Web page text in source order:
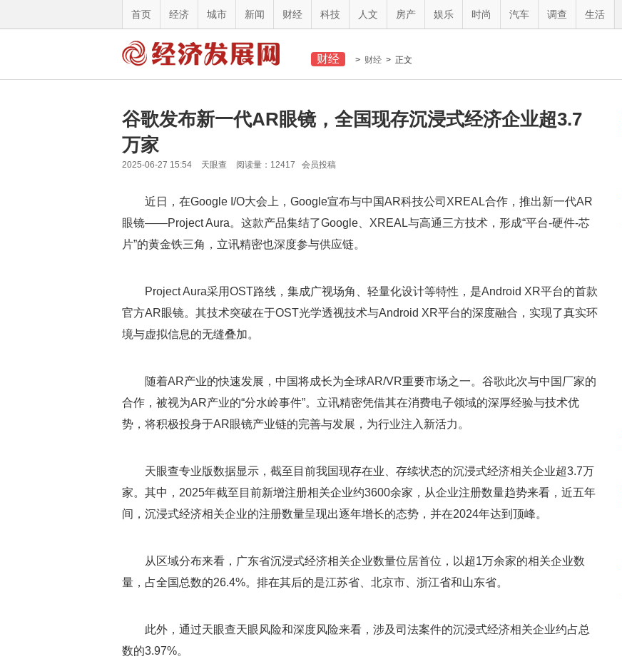
首页 经济 城市 新闻 财经 科技 人文 房产 娱乐 时尚 汽车 调查 生活
财经 > 财经 > 正文
谷歌发布新一代AR眼镜，全国现存沉浸式经济企业超3.7
万家
2025-06-27 15:54 天眼查 阅读量：12417 会员投稿
近日，在Google I/O大会上，Google宣布与中国AR科技公司XREAL合作，推出新一代AR
眼镜——Project Aura。这款产品集结了Google、XREAL与高通三方技术，形成“平台-硬件-芯
片”的黄金铁三角，立讯精密也深度参与供应链。
Project Aura采用OST路线，集成广视场角、轻量化设计等特性，是Android XR平台的首款
官方AR眼镜。其技术突破在于OST光学透视技术与Android XR平台的深度融合，实现了真实环
境与虚拟信息的无缝叠加。
随着AR产业的快速发展，中国将成长为全球AR/VR重要市场之一。谷歌此次与中国厂家的
合作，被视为AR产业的“分水岭事件”。立讯精密凭借其在消费电子领域的深厚经验与技术优
势，将积极投身于AR眼镜产业链的完善与发展，为行业注入新活力。
天眼查专业版数据显示，截至目前我国现存在业、存续状态的沉浸式经济相关企业超3.7万
家。其中，2025年截至目前新增注册相关企业约3600余家，从企业注册数量趋势来看，近五年
间，沉浸式经济相关企业的注册数量呈现出逐年增长的态势，并在2024年达到顶峰。
从区域分布来看，广东省沉浸式经济相关企业数量位居首位，以超1万余家的相关企业数
量，占全国总数的26.4%。排在其后的是江苏省、北京市、浙江省和山东省。
此外，通过天眼查天眼风险和深度风险来看，涉及司法案件的沉浸式经济相关企业约占总
数的3.97%。